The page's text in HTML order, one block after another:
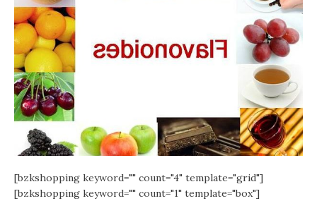
[bzkshopping keyword="" count="4" template="grid"]
[bzkshopping keyword="" count="1" template="box"]